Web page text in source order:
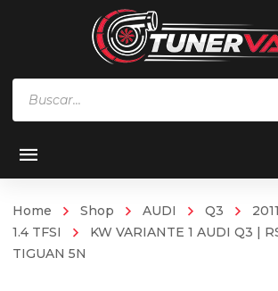
Home Shop AUDI Q3
1.4 TFSI
KW VARIANTE 1 AUDI Q3 |
TIGUAN 5N